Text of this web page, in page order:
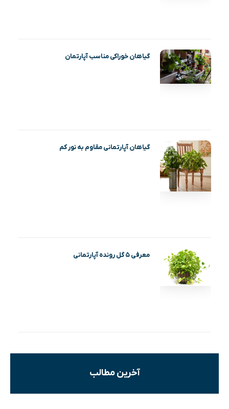
گیاهان خوراکی مناسب آپارتمان
گیاهان آپارتمانی مقاوم به نور کم
معرفی ۵ گل رونده آپارتمانی
آخرین مطالب